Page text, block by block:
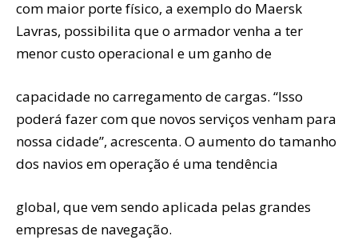
com maior porte físico, a exemplo do Maersk
Lavras, possibilita que o armador venha a ter
menor custo operacional e um ganho de
capacidade no carregamento de cargas. “Isso
poderá fazer com que novos serviços venham para
nossa cidade”, acrescenta. O aumento do tamanho
dos navios em operação é uma tendência
global, que vem sendo aplicada pelas grandes
empresas de navegação.